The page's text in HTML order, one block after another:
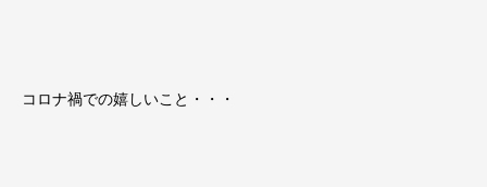
コロナ禍での嬉しいこと・・・